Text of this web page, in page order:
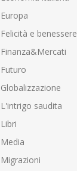
Europa
Felicità e benessere
Finanza&Mercati
Futuro
Globalizzazione
L'intrigo saudita
Libri
Media
Migrazioni